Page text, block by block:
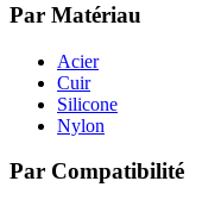
Par Matériau
Acier
Cuir
Silicone
Nylon
Par Compatibilité